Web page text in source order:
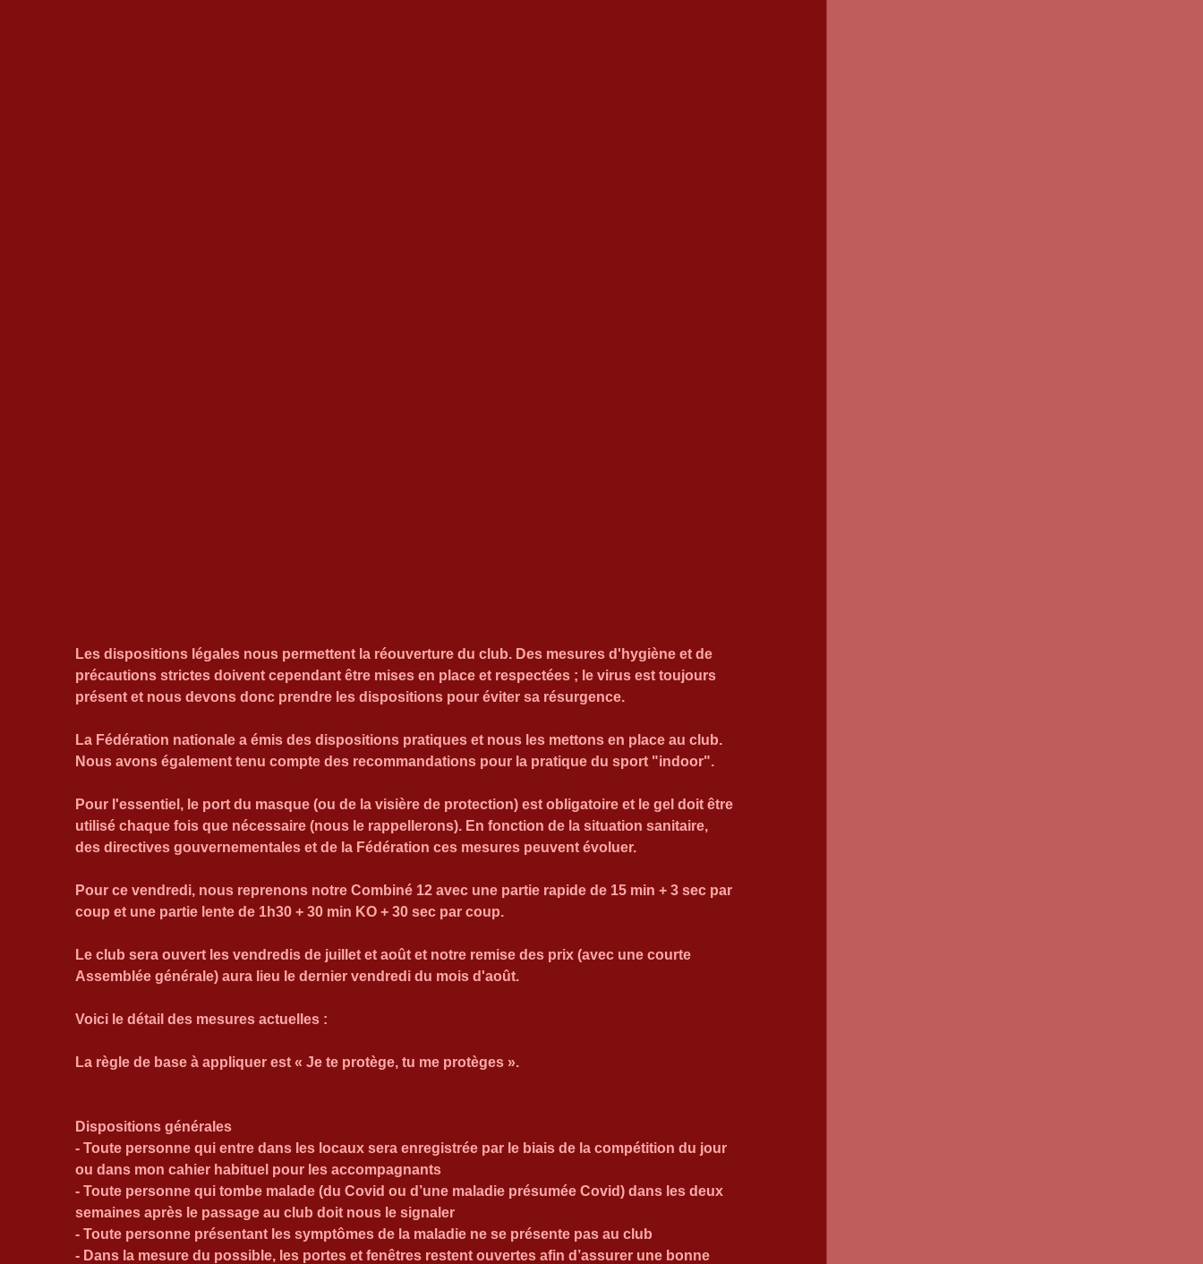
Les dispositions légales nous permettent la réouverture du club. Des mesures d'hygiène et de
précautions strictes doivent cependant être mises en place et respectées ; le virus est toujours
présent et nous devons donc prendre les dispositions pour éviter sa résurgence.
La Fédération nationale a émis des dispositions pratiques et nous les mettons en place au club.
Nous avons également tenu compte des recommandations pour la pratique du sport "indoor".
Pour l'essentiel, le port du masque (ou de la visière de protection) est obligatoire et le gel doit être
utilisé chaque fois que nécessaire (nous le rappellerons). En fonction de la situation sanitaire,
des directives gouvernementales et de la Fédération ces mesures peuvent évoluer.
Pour ce vendredi, nous reprenons notre Combiné 12 avec une partie rapide de 15 min + 3 sec par
coup et une partie lente de 1h30 + 30 min KO + 30 sec par coup.
Le club sera ouvert les vendredis de juillet et août et notre remise des prix (avec une courte
Assemblée générale) aura lieu le dernier vendredi du mois d'août.
Voici le détail des mesures actuelles :
La règle de base à appliquer est « Je te protège, tu me protèges ».
Dispositions générales
- Toute personne qui entre dans les locaux sera enregistrée par le biais de la compétition du jour
ou dans mon cahier habituel pour les accompagnants
- Toute personne qui tombe malade (du Covid ou d’une maladie présumée Covid) dans les deux
semaines après le passage au club doit nous le signaler
- Toute personne présentant les symptômes de la maladie ne se présente pas au club
- Dans la mesure du possible, les portes et fenêtres restent ouvertes afin d’assurer une bonne